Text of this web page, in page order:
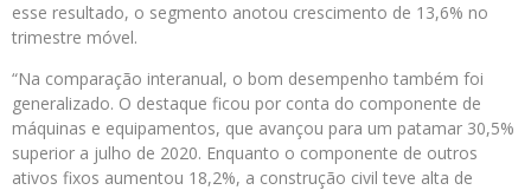
esse resultado, o segmento anotou crescimento de 13,6% no
trimestre móvel.
“Na comparação interanual, o bom desempenho também foi
generalizado. O destaque ficou por conta do componente de
máquinas e equipamentos, que avançou para um patamar 30,5%
superior a julho de 2020. Enquanto o componente de outros
ativos fixos aumentou 18,2%, a construção civil teve alta de